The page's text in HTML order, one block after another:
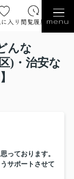
入り 閲覧履歴 menu
んな
)・治安な
っております。
サポートさせて